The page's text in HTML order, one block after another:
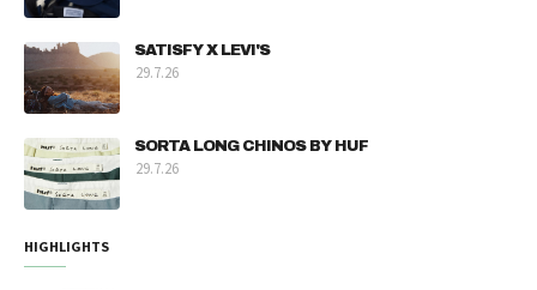
SATISFY X LEVI'S
29.7.26
SORTA LONG CHINOS BY HUF
29.7.26
HIGHLIGHTS